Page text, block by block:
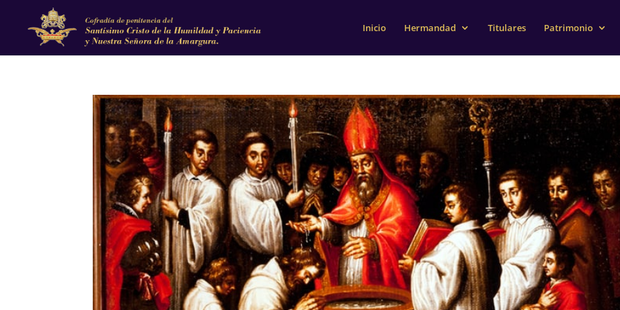
Inicio Hermandad Titulares Patrimonio